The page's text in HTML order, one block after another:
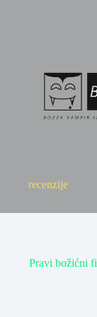
recenzije
Pravi božićni